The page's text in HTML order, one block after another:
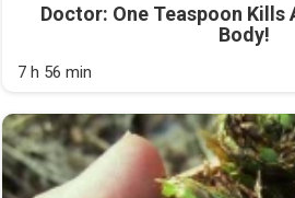
Doctor: One Teaspoon Kills
Body!
7 h 56 min